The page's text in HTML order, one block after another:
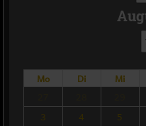
Mo Di Mi
3
4 5